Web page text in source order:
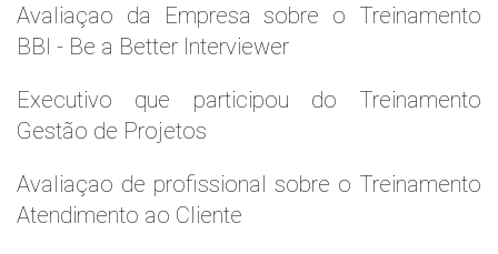
Avaliaçao da Empresa sobre o Treinamento
BBI - Be a Better Interviewer
Executivo que participou do Treinamento
Gestão de Projetos
Avaliaçao de profissional sobre o Treinamento
Atendimento ao Cliente